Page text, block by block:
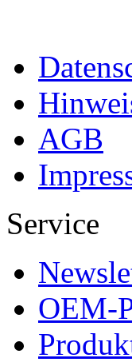
AGB
Service
OEM-